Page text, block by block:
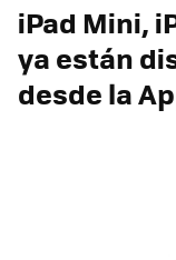
iPad Mini,
ya están
desde la